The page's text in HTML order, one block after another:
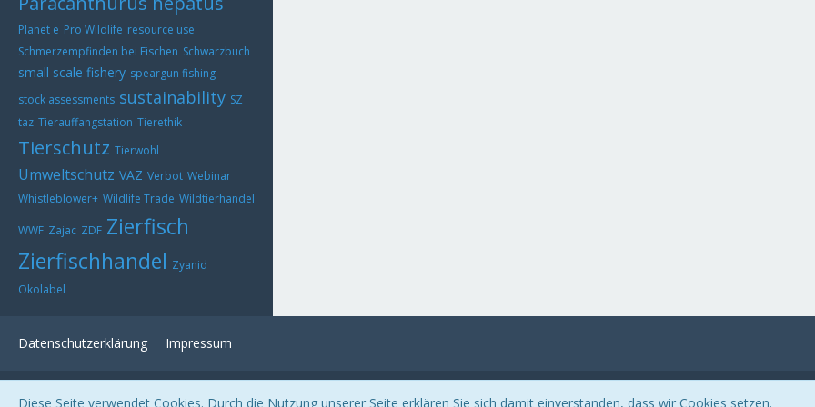
Planet e Pro Wildlife resource use
Schmerzempfinden bei Fischen Schwarzbuch
small scale fishery speargun fishing
stock assessments sustainability SZ
taz Tierauffangstation Tierethik
Tierschutz Tierwohl
Umweltschutz VAZ Verbot Webinar
Whistleblower+ Wildlife Trade Wildtierhandel
WWF Zajac ZDF Zierfisch
Zierfischhandel Zyanid
Ökolabel
Datenschutzerklärung Impressum
Community-Software:WoltLab Suite™ 3.0.27
Diese Seite verwendet Cookies. Durch die Nutzung unserer Seite erklären Sie sich damit einverstanden, dass wir Cookies setzen.